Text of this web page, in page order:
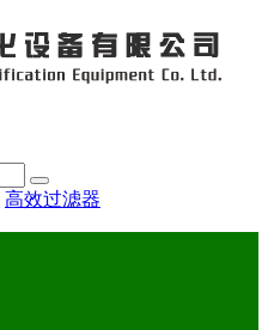
高效过滤器